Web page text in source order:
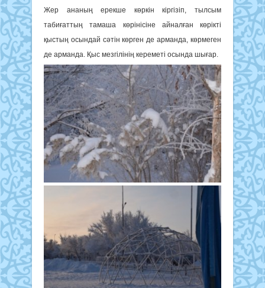
Жер ананың ерекше көркін кіргізіп, тылсым
табиғаттың тамаша көрінісіне айналған көрікті
қыстың осындай сәтін көрген де арманда, көрмеген
де арманда. Қыс мезгілінің кереметі осында шығар.